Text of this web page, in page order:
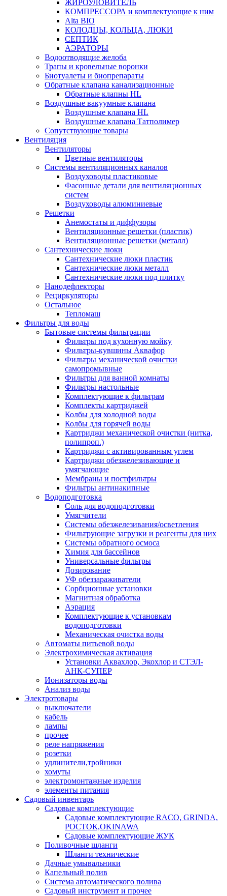
ЖИРОУЛОВИТЕЛЬ
КОМПРЕССОРА и комплектующие к ним
Alta BIO
КОЛОДЦЫ, КОЛЬЦА, ЛЮКИ
СЕПТИК
АЭРАТОРЫ
Водоотводящие желоба
Трапы и кровельные воронки
Биотуалеты и биопрепараты
Обратные клапана канализационные
Обратные клапны HL
Воздушные вакуумные клапана
Воздушные клапана HL
Воздушные клапана Татполимер
Сопутствующие товары
Вентиляция
Вентиляторы
Цветные вентиляторы
Системы вентиляционных каналов
Воздуховоды пластиковые
Фасонные детали для вентиляционных
систем
Воздуховоды алюминиевые
Решетки
Анемостаты и диффузоры
Вентиляционные решетки (пластик)
Вентиляционные решетки (металл)
Сантехнические люки
Сантехнические люки пластик
Сантехнические люки металл
Сантехнические люки под плитку
Нанодефлекторы
Рециркуляторы
Остальное
Тепломаш
Фильтры для воды
Бытовые системы фильтрации
Фильтры под кухонную мойку
Фильтры-кувшины Аквафор
Фильтры механической очистки
самопромывные
Фильтры для ванной комнаты
Фильтры настольные
Комплектующие к фильтрам
Комплекты картриджей
Колбы для холодной воды
Колбы для горячей воды
Картриджи механической очистки (нитка,
полипроп.)
Картриджи с активированным углем
Картриджи обезжелезивающие и
умягчающие
Мембраны и постфильтры
Фильтры антинакипные
Водоподготовка
Соль для водоподготовки
Умягчители
Системы обезжелезивания/осветления
Фильтрующие загрузки и реагенты для них
Системы обратного осмоса
Химия для бассейнов
Универсальные фильтры
Дозирование
УФ обеззараживатели
Сорбционные установки
Магнитная обработка
Аэрация
Комплектующие к установкам
водоподготовки
Механическая очистка воды
Автоматы питьевой воды
Электрохимическая активация
Установки Аквахлор, Экохлор и СТЭЛ-
АНК-СУПЕР
Ионизаторы воды
Анализ воды
Электротовары
выключатели
кабель
лампы
прочее
реле напряжения
розетки
удлинители,тройники
хомуты
электромонтажные изделия
элементы питания
Садовый инвентарь
Садовые комплектующие
Садовые комплектующие RACO, GRINDA,
РОСТОК,OKINAWA
Садовые комплектующие ЖУК
Поливочные шланги
Шланги технические
Дачные умывальники
Капельный полив
Система автоматического полива
Садовый инструмент и прочее